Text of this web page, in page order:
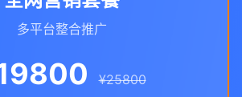
多平台整合推广
¥25800